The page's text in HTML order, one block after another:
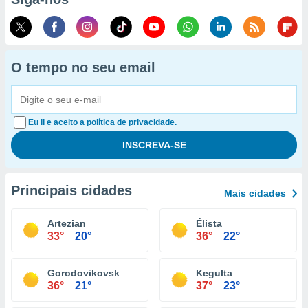
O tempo no seu email
Eu li e aceito a política de privacidade.
Principais cidades Mais cidades
Artezian
33° 20°
Élista
36° 22°
Gorodovikovsk
36° 21°
Kegulta
37° 23°